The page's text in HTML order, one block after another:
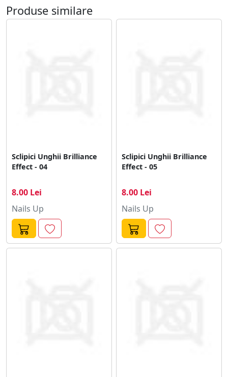
Produse similare
Sclipici Unghii Brilliance
Effect - 04
8.00 Lei
Nails Up
Sclipici Unghii Brilliance
Effect - 05
8.00 Lei
Nails Up